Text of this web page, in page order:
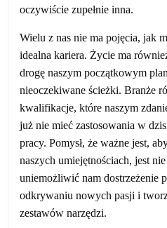
oczywiście zupełnie inna.
Wielu z nas nie ma pojęcia, jak
idealna kariera. Życie ma
drogę naszym początkowym
nieoczekiwane ścieżki. Branże
kwalifikacje, które naszym
już nie mieć zastosowania w
pracy. Pomysł, że ważne jest,
naszych umiejętnościach, jest
uniemożliwić nam dostrzeżenie
odkrywaniu nowych pasji i
zestawów narzędzi.